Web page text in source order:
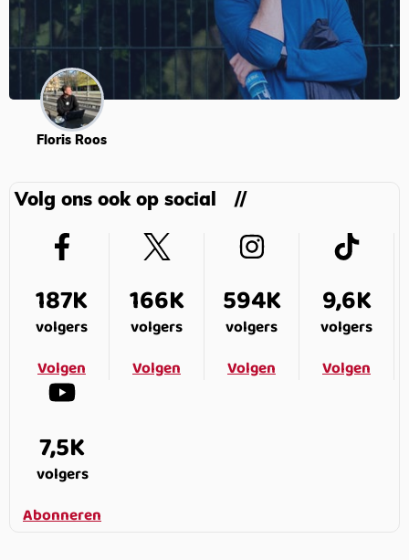
Floris Roos
Volg ons ook op social
187K
volgers
Volgen
166K
volgers
Volgen
594K
volgers
Volgen
9,6K
volgers
Volgen
7,5K
volgers
Abonneren